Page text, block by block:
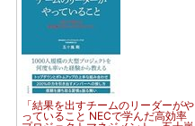
「結果を出すチームのリーダーがや
っていること NECで学んだ高効率